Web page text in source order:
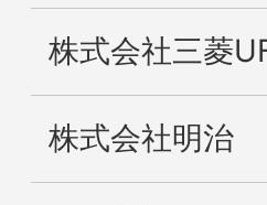
株式会社三菱
株式会社明治